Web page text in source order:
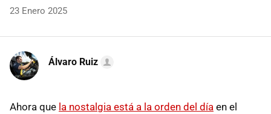
23 Enero 2025
Álvaro Ruiz
Ahora que la nostalgia está a la orden del día en el